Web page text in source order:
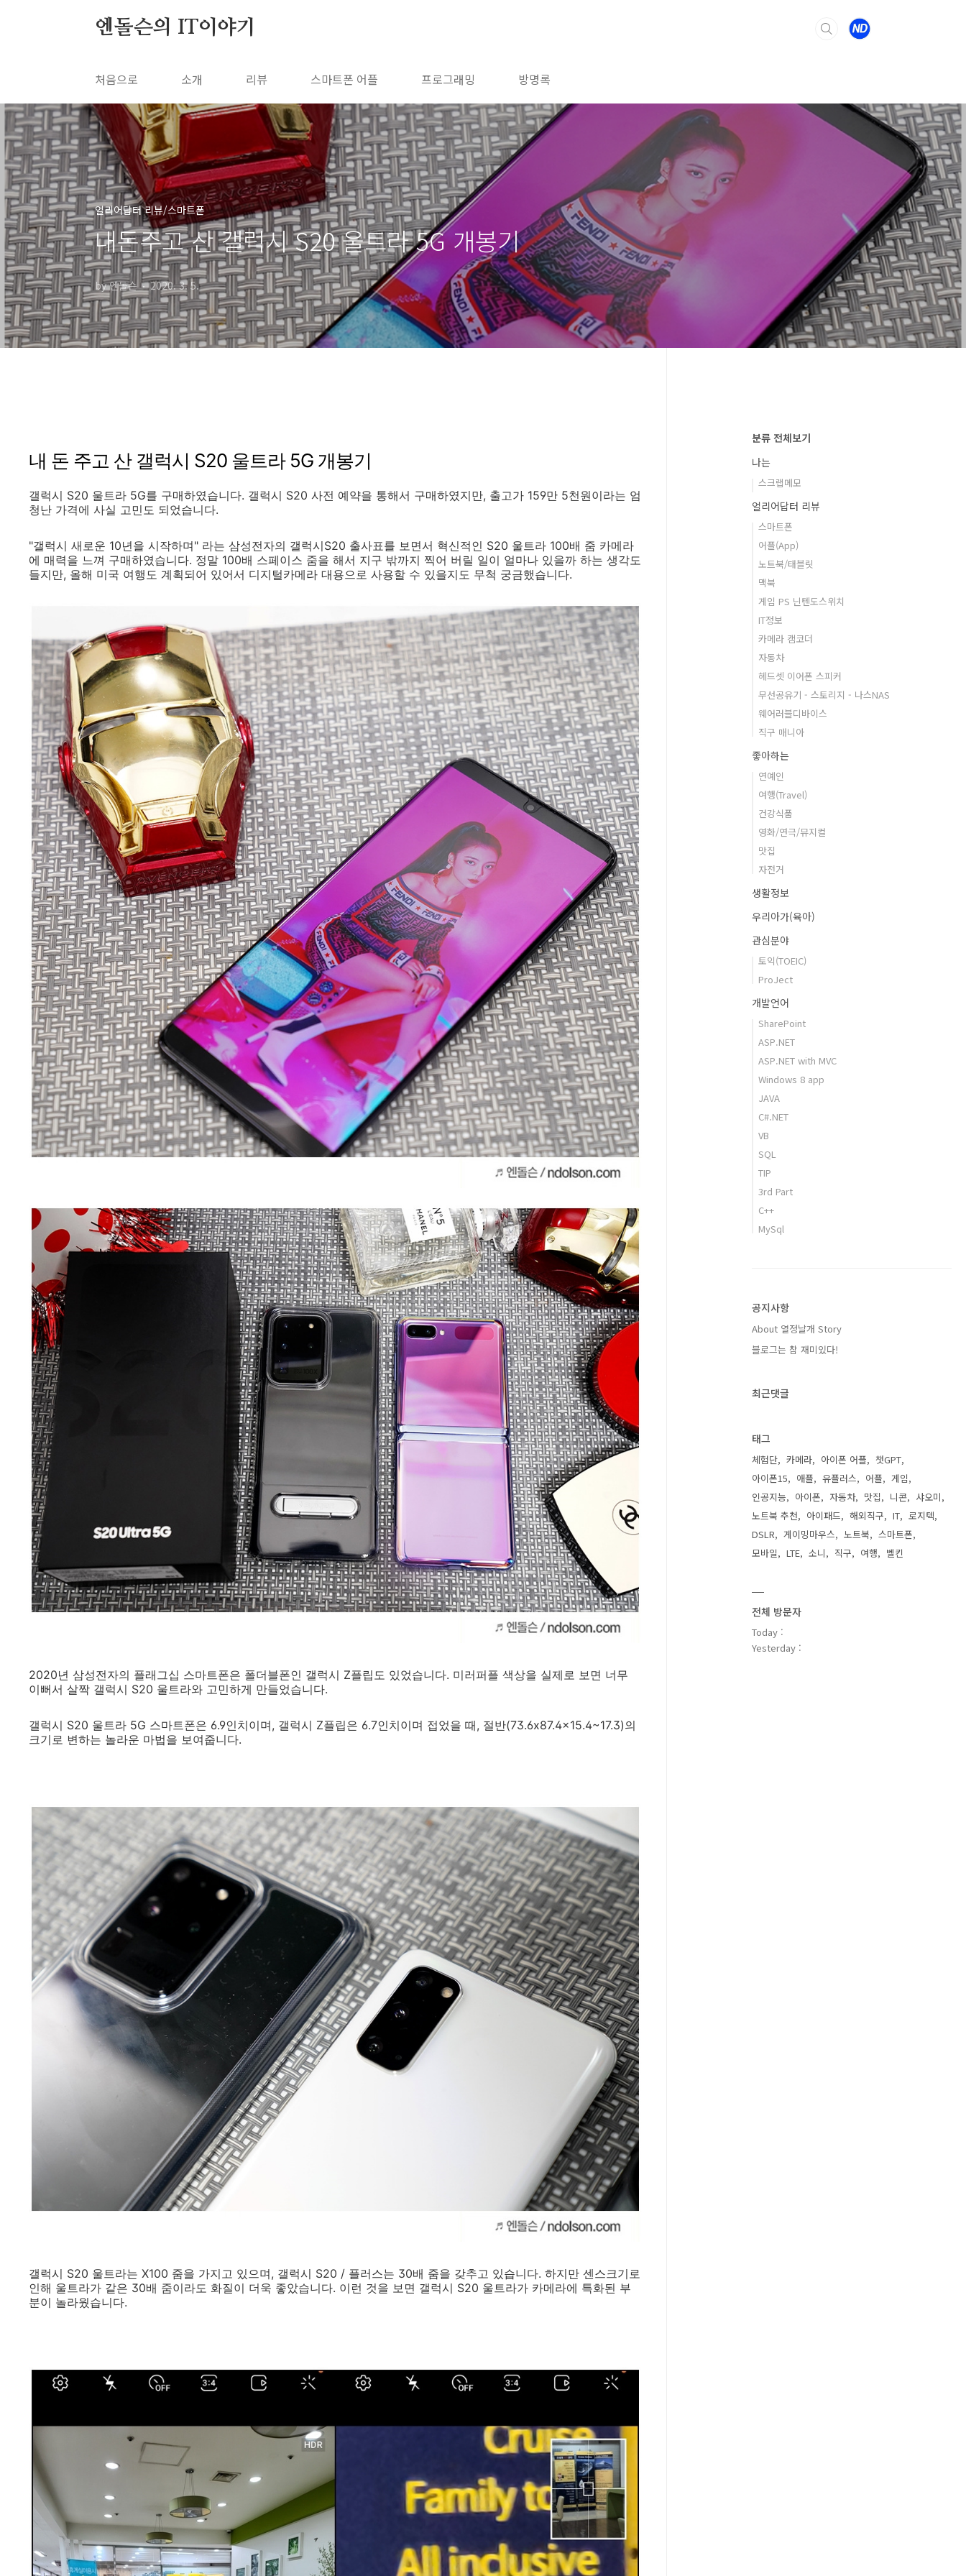
엔돌슨의 IT이야기
처음으로 소개 리뷰 스마트폰 어플 프로그래밍 방명록
얼리어답터 리뷰/스마트폰
내돈주고 산 갤럭시 S20 울트라 5G 개봉기
by 엔돌슨 2020. 3. 5.
내 돈 주고 산 갤럭시 S20 울트라 5G 개봉기
갤럭시 S20 울트라 5G를 구매하였습니다. 갤럭시 S20 사전 예약을 통해서 구매하였지만, 출고가 159만 5천원이라는 엄
청난 가격에 사실 고민도 되었습니다.
"갤럭시 새로운 10년을 시작하며" 라는 삼성전자의 갤럭시S20 출사표를 보면서 혁신적인 S20 울트라 100배 줌 카메라
에 매력을 느껴 구매하였습니다. 정말 100배 스페이스 줌을 해서 지구 밖까지 찍어 버릴 일이 얼마나 있을까 하는 생각도
들지만, 올해 미국 여행도 계획되어 있어서 디지털카메라 대용으로 사용할 수 있을지도 무척 궁금했습니다.
2020년 삼성전자의 플래그십 스마트폰은 폴더블폰인 갤럭시 Z플립도 있었습니다. 미러퍼플 색상을 실제로 보면 너무
이뻐서 살짝 갤럭시 S20 울트라와 고민하게 만들었습니다.
갤럭시 S20 울트라 5G 스마트폰은 6.9인치이며, 갤럭시 Z플립은 6.7인치이며 접었을 때, 절반(73.6x87.4x15.4~17.3)의
크기로 변하는 놀라운 마법을 보여줍니다.
갤럭시 S20 울트라는 X100 줌을 가지고 있으며, 갤럭시 S20 / 플러스는 30배 줌을 갖추고 있습니다. 하지만 센스크기로
인해 울트라가 같은 30배 줌이라도 화질이 더욱 좋았습니다. 이런 것을 보면 갤럭시 S20 울트라가 카메라에 특화된 부
분이 놀라웠습니다.
분류 전체보기
나는
스크랩메모
얼리어답터 리뷰
스마트폰
어플(App)
노트북/태블릿
맥북
게임 PS 닌텐도스위치
IT정보
카메라 캠코더
자동차
헤드셋 이어폰 스피커
무선공유기 - 스토리지 - 나스NAS
웨어러블디바이스
직구 매니아
좋아하는
연예인
여행(Travel)
건강식품
영화/연극/뮤지컬
맛집
자전거
생활정보
우리아가(육아)
관심분야
토익(TOEIC)
ProJect
개발언어
SharePoint
ASP.NET
ASP.NET with MVC
Windows 8 app
JAVA
C#.NET
VB
SQL
TIP
3rd Part
C++
MySql
공지사항
About 열정날개 Story
블로그는 참 재미있다!
최근댓글
태그
체험단 카메라 아이폰 어플
챗GPT
아이폰15
애플 유플러스 어플
게임
인공지능
아이폰 자동차 맛집 니콘
샤오미
노트북 추천
아이패드 해외직구 IT
로지텍
DSLR
게이밍마우스 노트북
스마트폰
모바일
LTE 소니 직구 여행 벨킨
전체 방문자
Today :
Yesterday :